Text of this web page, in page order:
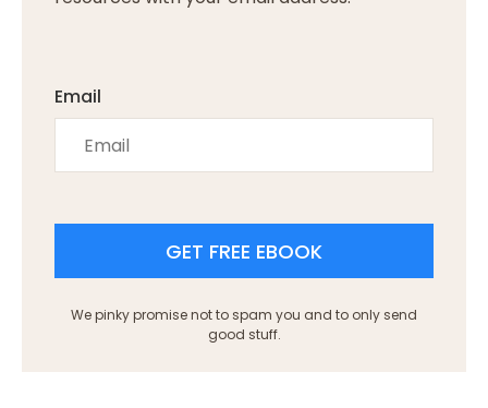
Email
GET FREE EBOOK
We pinky promise not to spam you and to only send
good stuff.